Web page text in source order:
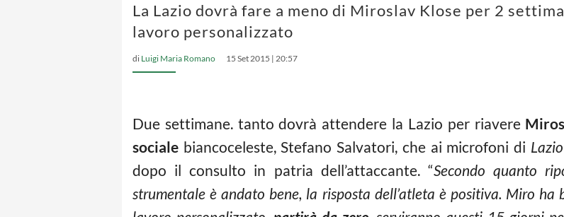
La Lazio dovrà fare a meno di Miroslav Klose per 2
lavoro personalizzato
di Luigi Maria Romano 15 Set 2015 | 20:57
Due settimane. tanto dovrà attendere la Lazio per riavere
sociale biancoceleste, Stefano Salvatori, che ai microfoni di
dopo il consulto in patria dell’attaccante. “Secondo quanto
strumentale è andato bene, la risposta dell’atleta è positiva. Miro ha